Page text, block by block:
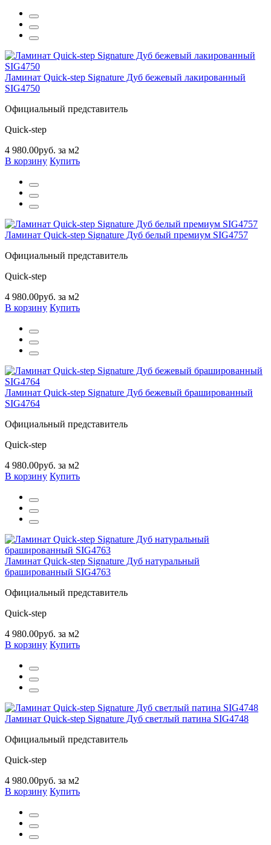
Ламинат Quick-step Signature Дуб бежевый лакированный
SIG4750
Официальный представитель
Quick-step
4 980.00руб. за м2
В корзину Купить
Ламинат Quick-step Signature Дуб белый премиум SIG4757
Официальный представитель
Quick-step
4 980.00руб. за м2
В корзину Купить
Ламинат Quick-step Signature Дуб бежевый брашированный
SIG4764
Официальный представитель
Quick-step
4 980.00руб. за м2
В корзину Купить
Ламинат Quick-step Signature Дуб натуральный
брашированный SIG4763
Официальный представитель
Quick-step
4 980.00руб. за м2
В корзину Купить
Ламинат Quick-step Signature Дуб светлый патина SIG4748
Официальный представитель
Quick-step
4 980.00руб. за м2
В корзину Купить